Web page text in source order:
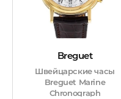
Breguet
Швейцарские часы
Breguet Marine
Chronograph